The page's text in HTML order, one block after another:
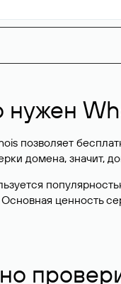
нужен
позволяет
домена, значит,
ценность